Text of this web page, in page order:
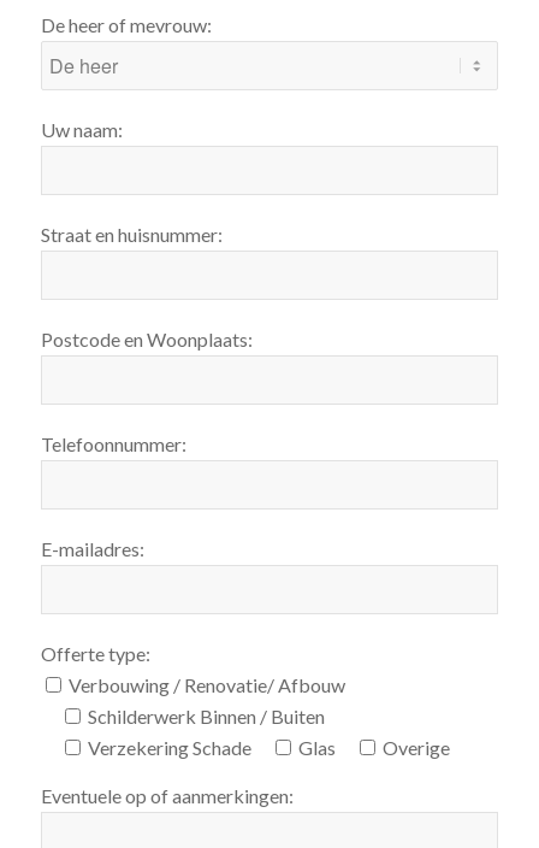
De heer of mevrouw:
Uw naam:
Straat en huisnummer:
Postcode en Woonplaats:
Telefoonnummer:
E-mailadres:
Offerte type:
Verbouwing / Renovatie/ Afbouw
Schilderwerk Binnen / Buiten
Verzekering Schade
Glas Overige
Eventuele op of aanmerkingen: